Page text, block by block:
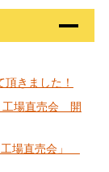
きました！
工場直売会 開
工場直売会」